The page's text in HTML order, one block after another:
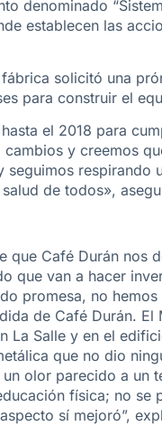
denominado
establecen las
solicitó una
para construir el
el 2018 para
y creemos
seguimos
de todos»,
que Café Durán nos
que van a hacer
promesa, no
de Café Durán.
Salle y en el
que no dio
olor parecido a
física; no se
sí mejoró”,